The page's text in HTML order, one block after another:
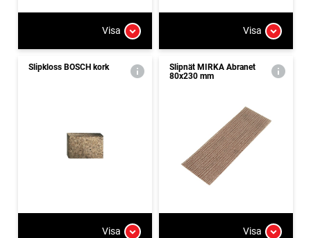
Visa Visa
Slipkloss BOSCH kork
Visa
Slipnät MIRKA Abranet
80x230 mm
Visa